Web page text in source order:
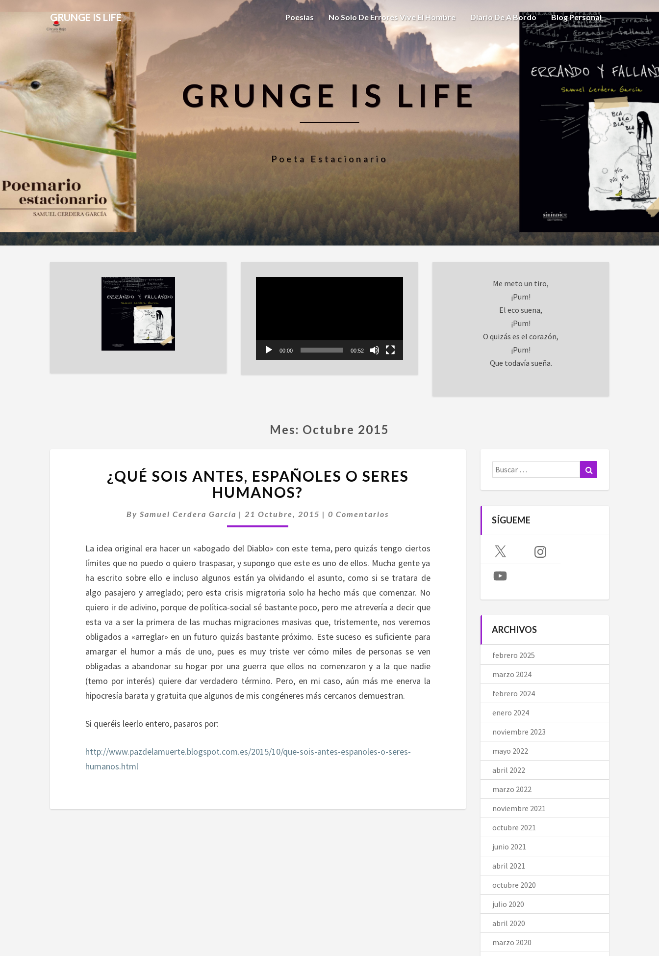
GRUNGE IS LIFE Poesías No Solo De Errores Vive El Hombre Diario De A Bordo Blog Personal
GRUNGE IS LIFE
Poeta Estacionario
00:00 00:52
Me meto un tiro,
¡Pum!
El eco suena,
¡Pum!
O quizás es el corazón,
¡Pum!
Que todavía sueña.
Mes: Octubre 2015
SOIS
ANTES,
ESPAÑOLES
O
SERES
¿QUÉ SOIS ANTES, ESPAÑOLES O SERES
HUMANOS?
BySamuel Cerdera García | 21 Octubre, 2015 |Comentarios
0 Comentarios
La idea original era hacer un «abogado del Diablo» con este tema, pero quizás tengo ciertos
límites que no puedo o quiero traspasar, y supongo que este es uno de ellos. Mucha gente ya
ha escrito sobre ello e incluso algunos están ya olvidando el asunto, como si se tratara de
algo pasajero y arreglado; pero esta crisis migratoria solo ha hecho más que comenzar. No
quiero ir de adivino, porque de política-social sé bastante poco, pero me atrevería a decir que
esta va a ser la primera de las muchas migraciones masivas que, tristemente, nos veremos
obligados a «arreglar» en un futuro quizás bastante próximo. Este suceso es suficiente para
amargar el humor a más de uno, pues es muy triste ver cómo miles de personas se ven
obligadas a abandonar su hogar por una guerra que ellos no comenzaron y a la que nadie
(temo por interés) quiere dar verdadero término. Pero, en mi caso, aún más me enerva la
hipocresía barata y gratuita que algunos de mis congéneres más cercanos demuestran.
Si queréis leerlo entero, pasaros por:
http://www.pazdelamuerte.blogspot.com.es/2015/10/que-sois-antes-espanoles-o-seres-
humanos.html
Buscar:
SÍGUEME
X Instagram
YouTube
ARCHIVOS
febrero 2025
marzo 2024
febrero 2024
enero 2024
noviembre 2023
mayo 2022
abril 2022
marzo 2022
noviembre 2021
octubre 2021
junio 2021
abril 2021
octubre 2020
julio 2020
abril 2020
marzo 2020